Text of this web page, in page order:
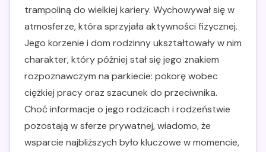
trampoliną do wielkiej kariery. Wychowywał się w
atmosferze, która sprzyjała aktywności fizycznej.
Jego korzenie i dom rodzinny ukształtowały w nim
charakter, który później stał się jego znakiem
rozpoznawczym na parkiecie: pokorę wobec
ciężkiej pracy oraz szacunek do przeciwnika.
Choć informacje o jego rodzicach i rodzeństwie
pozostają w sferze prywatnej, wiadomo, że
wsparcie najbliższych było kluczowe w momencie,